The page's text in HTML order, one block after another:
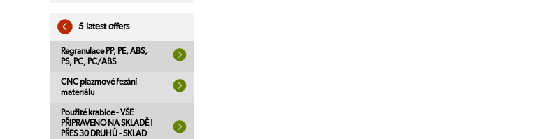
5 latest offers
Regranulace PP, PE, ABS,
PS, PC, PC/ABS
CNC plazmové řezání
materiálu
Použité krabice - VŠE
PŘIPRAVENO NA SKLADĚ !
PŘES 30 DRUHŮ - SKLAD